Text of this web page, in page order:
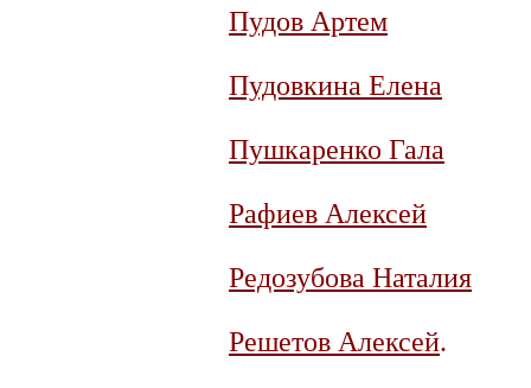
Пудов Артем
Пудовкина Елена
Пушкаренко Гала
Рафиев Алексей
Редозубова Наталия
Решетов Алексей.